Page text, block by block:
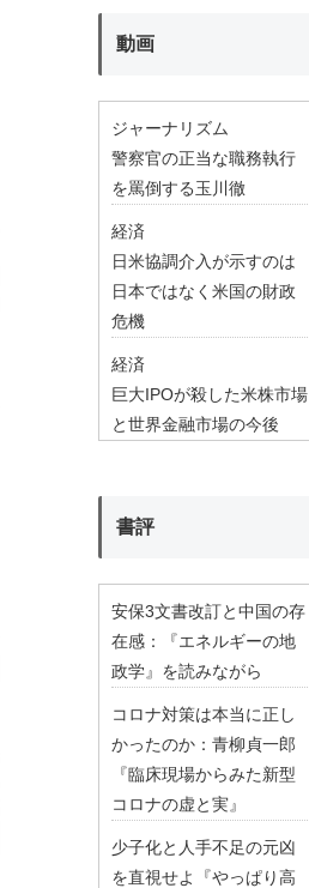
動画
ジャーナリズム
警察官の正当な職務執行
を罵倒する玉川徹
経済
日米協調介入が示すのは
日本ではなく米国の財政
危機
経済
巨大IPOが殺した米株市場
と世界金融市場の今後
書評
安保3文書改訂と中国の存
在感：『エネルギーの地
政学』を読みながら
コロナ対策は本当に正し
かったのか：青柳貞一郎
『臨床現場からみた新型
コロナの虚と実』
少子化と人手不足の元凶
を直視せよ『やっぱり高